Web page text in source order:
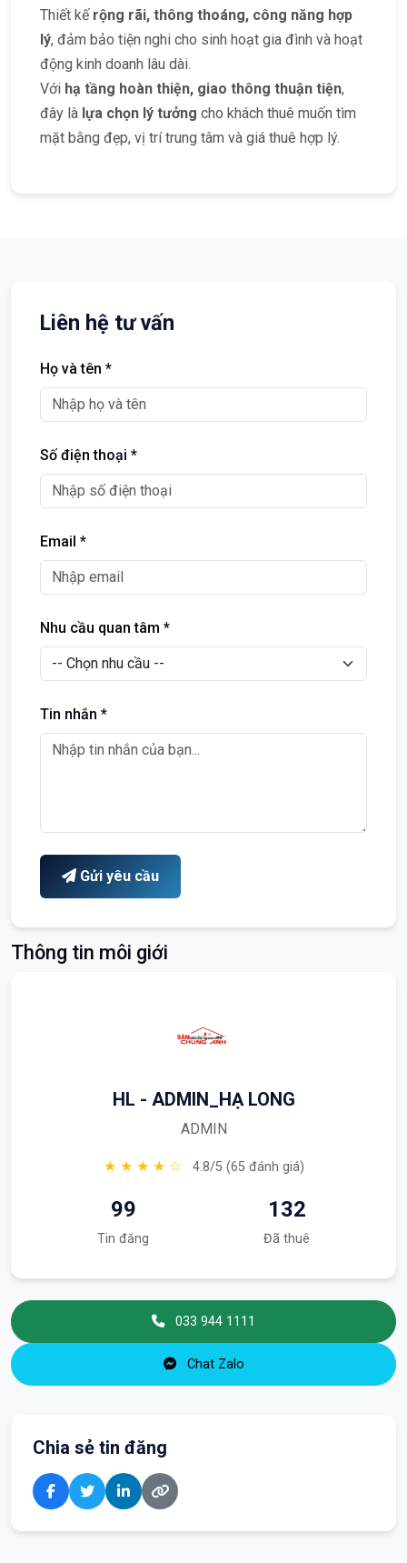
Thiết kế rộng rãi, thông thoáng, công năng hợp
lý, đảm bảo tiện nghi cho sinh hoạt gia đình và hoạt
động kinh doanh lâu dài.
Với hạ tầng hoàn thiện, giao thông thuận tiện,
đây là lựa chọn lý tưởng cho khách thuê muốn tìm
mặt bằng đẹp, vị trí trung tâm và giá thuê hợp lý.
Liên hệ tư vấn
Họ và tên *
Số điện thoại *
Email *
Nhu cầu quan tâm *
Tin nhắn *
Gửi yêu cầu
Thông tin môi giới
HL - ADMIN_HẠ LONG
ADMIN
★ ★ ★ ★ ☆ 4.8/5 (65 đánh giá)
99
Tin đăng
132
Đã thuê
033 944 1111
Chat Zalo
Chia sẻ tin đăng